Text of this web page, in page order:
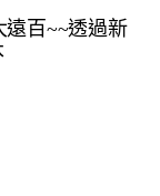
遠百~~透過新